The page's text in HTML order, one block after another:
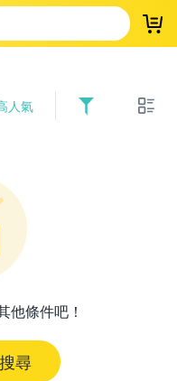
登
人氣
他條件吧！
尋